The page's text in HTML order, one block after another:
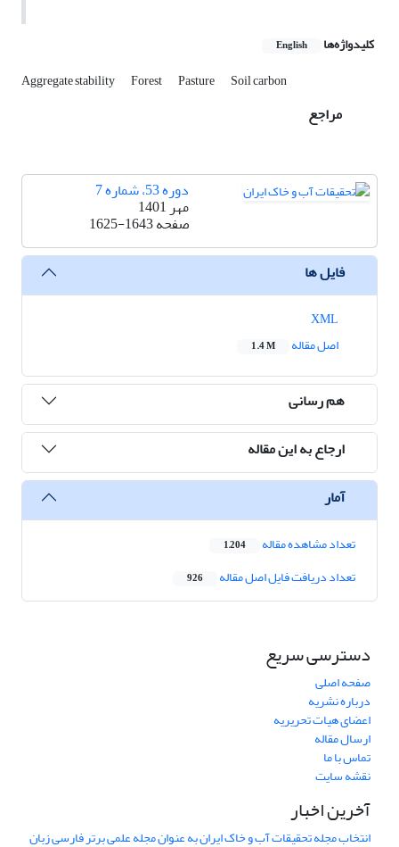
کلیدواژه‌ها English
Aggregate stability Forest Pasture Soil carbon
مراجع
دوره 53، شماره 7
مهر 1401
صفحه1625-1643
فایل ها
اصل مقاله
1.4 M
هم رسانی
ارجاع به این مقاله
آمار
تعداد مشاهده مقاله 1,204
تعداد دریافت فایل اصل مقاله 926
دسترسی سریع
صفحه اصلی
درباره نشریه
اعضای هیات تحریریه
ارسال مقاله
تماس با ما
نقشه سایت
آخرین اخبار
انتخاب مجله تحقیقات آب و خاک ایران به عنوان مجله علمی برتر فارسی زبان